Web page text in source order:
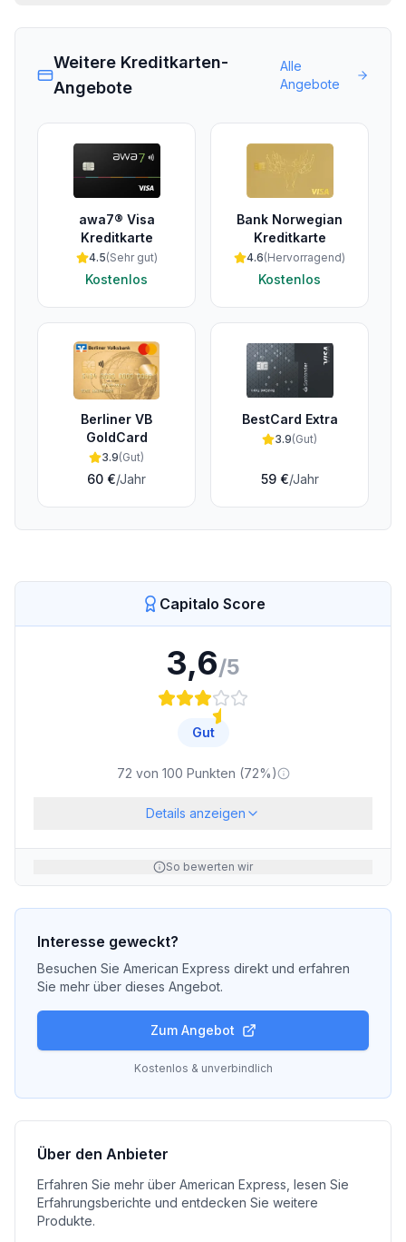
Weitere Kreditkarten-
Angebote
Alle
Angebote
awa7® Visa
Kreditkarte
4.5(Sehr gut)
Kostenlos
Bank Norwegian
Kreditkarte
4.6(Hervorragend)
Kostenlos
Berliner VB
GoldCard
3.9(Gut)
60 €/Jahr
BestCard Extra
3.9(Gut)
59 €/Jahr
Capitalo Score
3,6/5
Gut
72 von 100 Punkten (72%)
Details anzeigen
So bewerten wir
Interesse geweckt?
Besuchen Sie American Express direkt und erfahren
Sie mehr über dieses Angebot.
Zum Angebot
Kostenlos & unverbindlich
Über den Anbieter
Erfahren Sie mehr über American Express , lesen Sie
Erfahrungsberichte und entdecken Sie weitere
Produkte.